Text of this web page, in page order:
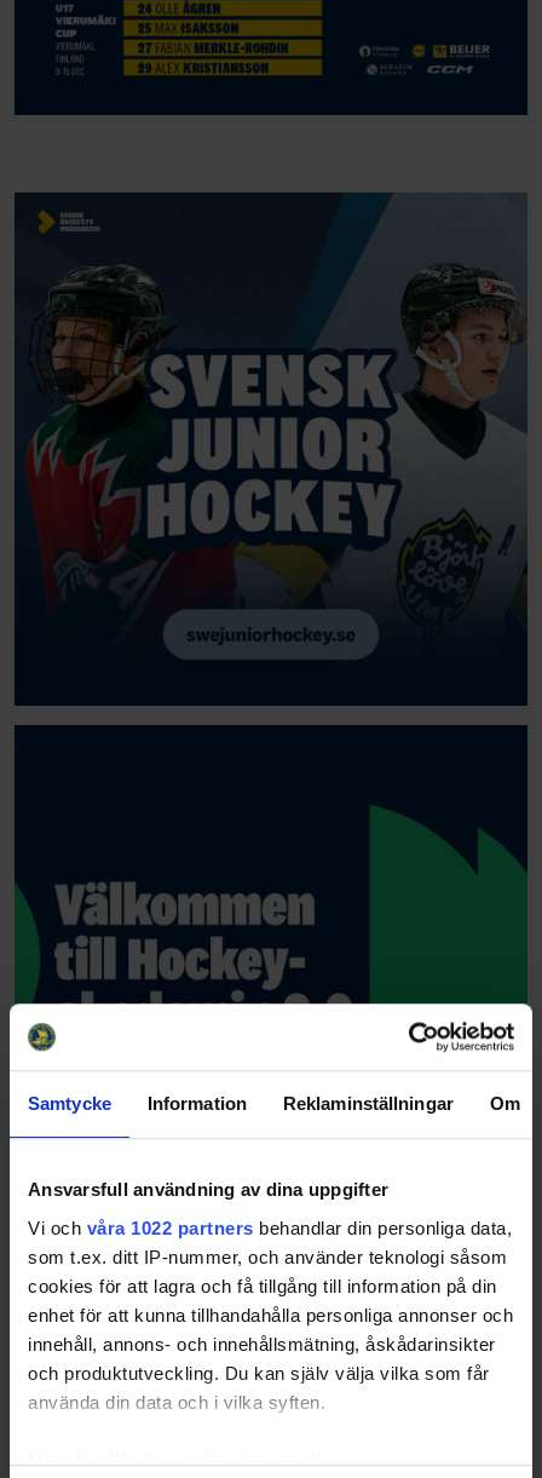
Samtycke Information Reklaminställningar Om
Ansvarsfull användning av dina uppgifter
Vi och våra 1022 partners behandlar din personliga data,
som t.ex. ditt IP-nummer, och använder teknologi såsom
cookies för att lagra och få tillgång till information på din
enhet för att kunna tillhandahålla personliga annonser och
innehåll, annons- och innehållsmätning, åskådarinsikter
och produktutveckling. Du kan själv välja vilka som får
använda din data och i vilka syften.
Med din tillåtelse skulle vi även vilja: